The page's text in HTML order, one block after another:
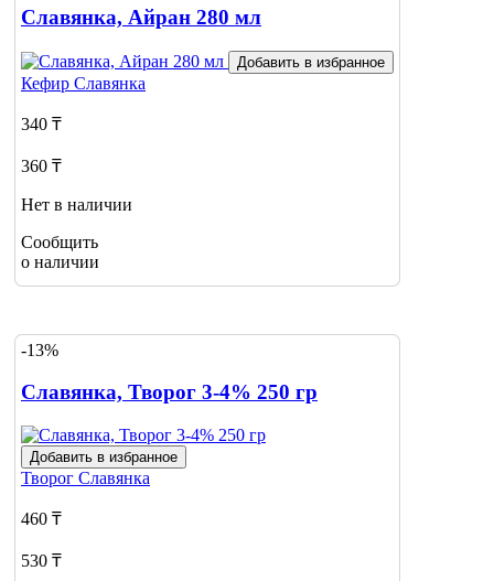
Славянка, Айран 280 мл
Добавить в избранное
Кефир Славянка
340 ₸
360 ₸
Нет в наличии
Сообщить
о наличии
-13%
Славянка, Творог 3-4% 250 гр
Добавить в избранное
Творог Славянка
460 ₸
530 ₸